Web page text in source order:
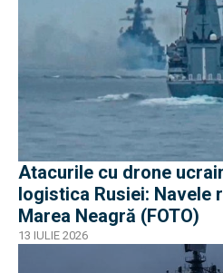
Atacurile cu drone
logistica Rusiei: Navele
Marea Neagră (FOTO)
13 IULIE 2026